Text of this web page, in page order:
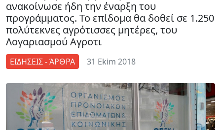
ανακοίνωσε ήδη την έναρξη του
προγράμματος. Το επίδομα θα δοθεί σε 1.250
πολύτεκνες αγρότισσες μητέρες, του
Λογαριασμού Αγροτι
ΕΙΔΗΣΕΙΣ - ΆΡΘΡΑ 31 Ekim 2018